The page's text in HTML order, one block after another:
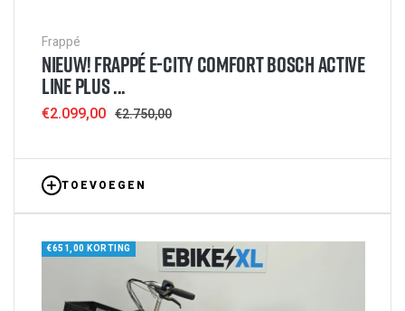
Frappé
NIEUW! FRAPPÉ E-CITY COMFORT BOSCH ACTIVE
LINE PLUS ...
Sale
€2.099,00 Regular
€2.750,00
TOEVOEGEN
€651,00 KORTING